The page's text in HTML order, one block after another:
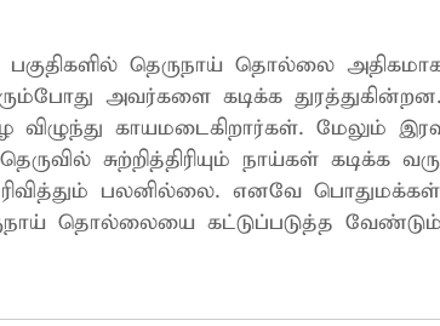
பகுதிகளில் தெருநாய் தொல்லை
அவர்களை கடிக்க
காயமடைகிறார்கள். மேலும்
சுற்றித்திரியும் நாய்கள் கடிக்க
பலனில்லை. எனவே
தொல்லையை கட்டுப்படுத்த